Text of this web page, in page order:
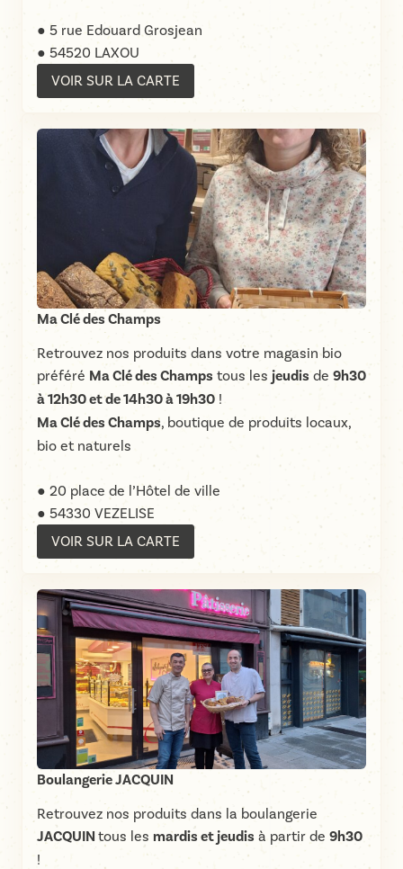
● 5 rue Edouard Grosjean
● 54520 LAXOU
VOIR SUR LA CARTE
Ma Clé des Champs
Retrouvez nos produits dans votre magasin bio
préféré Ma Clé des Champs tous les jeudis de 9h30
à 12h30 et de 14h30 à 19h30 !
Ma Clé des Champs, boutique de produits locaux,
bio et naturels
● 20 place de l’Hôtel de ville
● 54330 VEZELISE
VOIR SUR LA CARTE
Boulangerie JACQUIN
Retrouvez nos produits dans la boulangerie
JACQUIN tous les mardis et jeudis à partir de 9h30
!